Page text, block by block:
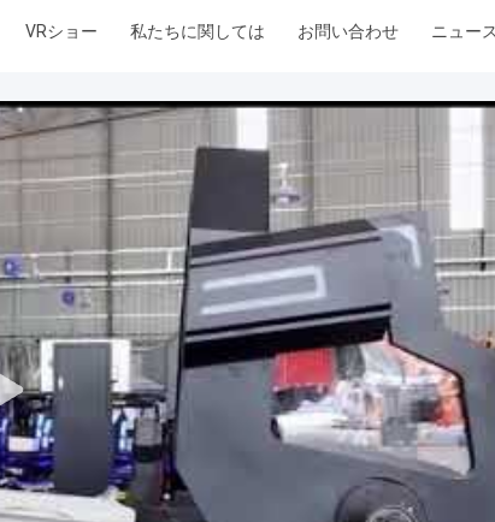
VRショー 私たちに関しては お問い合わせ ニュース